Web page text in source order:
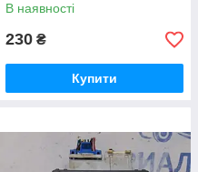
В наявності
230 ₴
Купити